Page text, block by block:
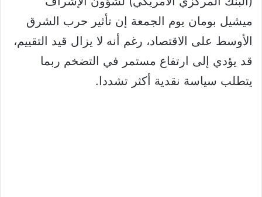
ميشيل بومان يوم الجمعة إن تأثير حرب الشرق
الأوسط على الاقتصاد، رغم أنه لا يزال قيد التقييم،
قد يؤدي إلى ارتفاع مستمر في التضخم ربما
يتطلب سياسة نقدية أكثر تشددا.